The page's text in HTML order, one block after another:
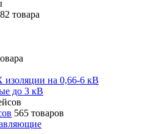
товара
на 0,66-6 кВ
до 3 кВ
565 товаров